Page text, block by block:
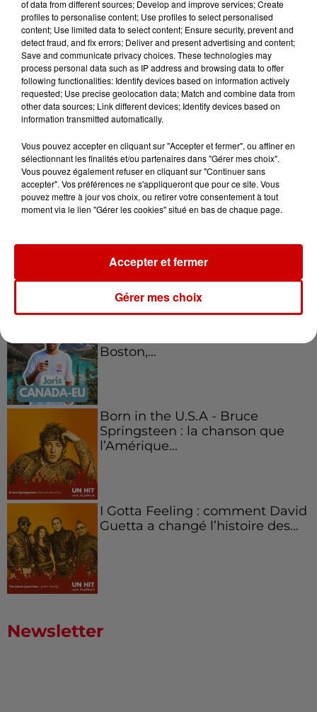
Destination Vacances : inscrivez-
vous !
Podcasts Voir plus
emblématique de
l'entrepreneuriat féminin
Boston,...
Born in the U.S.A - Bruce
Springsteen : la chanson que
l’Amérique...
I Gotta Feeling : comment David
Guetta a changé l’histoire des...
Newsletter
of data from different sources; Develop and improve services; Create
profiles to personalise content; Use profiles to select personalised
content; Use limited data to select content; Ensure security, prevent and
detect fraud, and fix errors; Deliver and present advertising and content;
Save and communicate privacy choices. These technologies may
process personal data such as IP address and browsing data to offer
following functionalities: Identify devices based on information actively
requested; Use precise geolocation data; Match and combine data from
other data sources; Link different devices; Identify devices based on
information transmitted automatically.
Vous pouvez accepter en cliquant sur "Accepter et fermer", ou affiner en
sélectionnant les finalités et/ou partenaires dans "Gérer mes choix".
Vous pouvez également refuser en cliquant sur "Continuer sans
accepter". Vos préférences ne s'appliqueront que pour ce site. Vous
pouvez mettre à jour vos choix, ou retirer votre consentement à tout
moment via le lien "Gérer les cookies" situé en bas de chaque page.
Gérer mes choix
Accepter et fermer